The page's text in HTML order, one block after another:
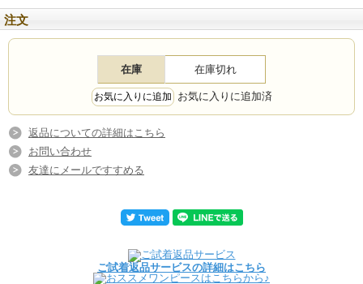
注文
在庫 在庫切れ
お気に入りに追加済
返品についての詳細はこちら
お問い合わせ
友達にメールですすめる
ご試着返品サービスの詳細はこちら